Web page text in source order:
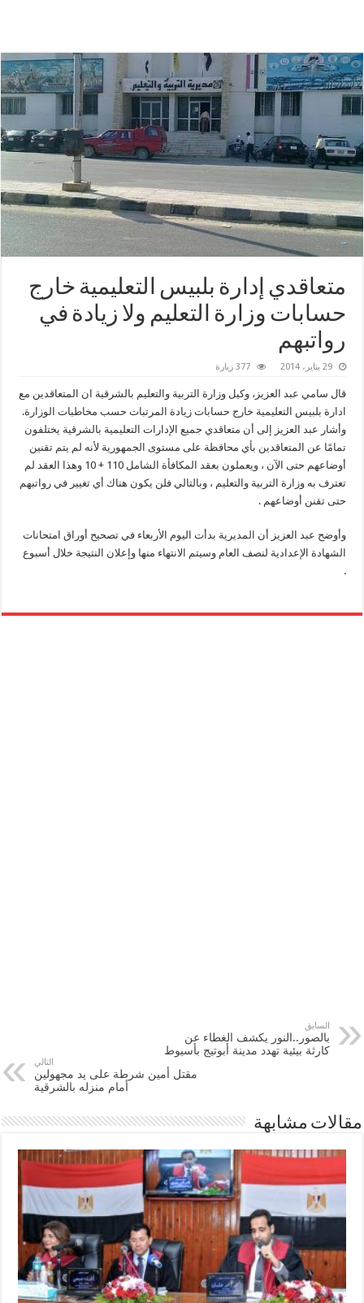
متعاقدي إدارة بلبيس التعليمية خارج
حسابات وزارة التعليم ولا زيادة في
رواتبهم
29 يناير، 2014 377 زيارة
قال سامي عبد العزيز، وكيل وزارة التربية والتعليم بالشرقية ان المتعاقدين مع
ادارة بلبيس التعليمية خارج حسابات زيادة المرتبات حسب مخاطبات الوزارة.
وأشار عبد العزيز إلى أن متعاقدي جميع الإدارات التعليمية بالشرقية يختلفون
تمامًا عن المتعاقدين بأي محافظة على مستوى الجمهورية لأنه لم يتم تقنين
أوضاعهم حتى الآن ، ويعملون بعقد المكافأة الشامل 110 + 10 وهذا العقد لم
تعترف به وزارة التربية والتعليم ، وبالتالي فلن يكون هناك أي تغيير في رواتبهم
حتى تقنن أوضاعهم .
وأوضح عبد العزيز أن المديرية بدأت اليوم الأربعاء في تصحيح أوراق امتحانات
الشهادة الإعدادية لنصف العام وسيتم الانتهاء منها وإعلان النتيجة خلال أسبوع
.
السابق
بالصور..النور يكشف الغطاء عن
كارثة بيئية تهدد مدينة أبوتيج بأسيوط
التالي
مقتل أمين شرطة على يد مجهولين
أمام منزله بالشرقية
مقالات مشابهة